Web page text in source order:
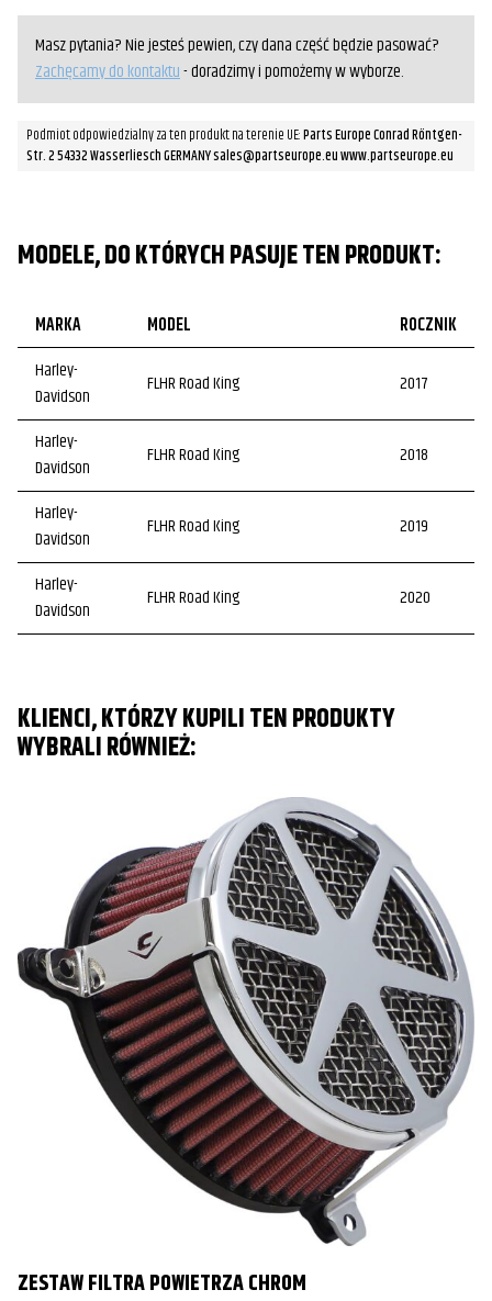
Masz pytania? Nie jesteś pewien, czy dana część będzie pasować?
Zachęcamy do kontaktu- doradzimy i pomożemy w wyborze.
Podmiot odpowiedzialny za ten produkt na terenie UE:Parts Europe Conrad Röntgen-
Str. 2 54332 Wasserliesch GERMANY sales@partseurope.eu www.partseurope.eu
MODELE, DO KTÓRYCH PASUJE TEN PRODUKT:
MARKA MODEL
ROCZNIK
Harley-
Davidson
FLHR Road King 2017
Harley-
Davidson
FLHR Road King 2018
Harley-
Davidson
FLHR Road King 2019
Harley-
Davidson
FLHR Road King 2020
Harley-
Davidson
FLHR Road King
FLHT/FLHTC/FLHTCU Electra Glide
Davidson
FLHT/FLHTC/FLHTCU Electra Glide 2018
Harley-
Davidson
FLHT/FLHTC/FLHTCU Electra Glide 2019
Harley-
Davidson
FLHT/FLHTC/FLHTCU Electra Glide 2020
FLHTK Ultra Limited 2024
FLHX/FLHXS Street Glide
KLIENCI, KTÓRZY KUPILI TEN PRODUKTY
WYBRALI RÓWNIEŻ:
ZESTAW FILTRA POWIETRZA CHROM